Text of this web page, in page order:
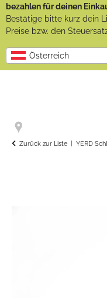
bezahlen für deinen
Bestätige bitte kurz dein
Preise bzw. den
Österreich
Zurück zur Liste YERD